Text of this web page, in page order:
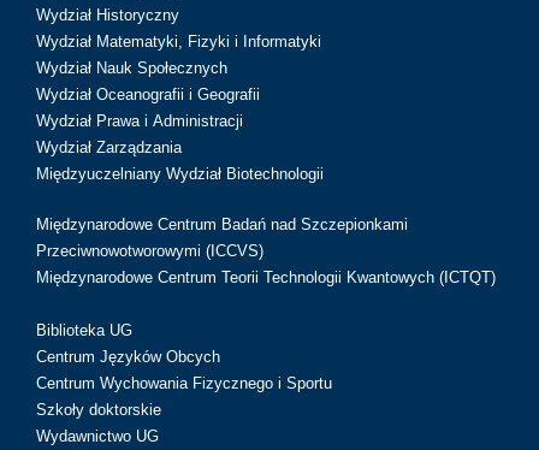
Wydział Historyczny
Wydział Matematyki, Fizyki i Informatyki
Wydział Nauk Społecznych
Wydział Oceanografii i Geografii
Wydział Prawa i Administracji
Wydział Zarządzania
Międzyuczelniany Wydział Biotechnologii
Międzynarodowe Centrum Badań nad Szczepionkami
Przeciwnowotworowymi (ICCVS)
Międzynarodowe Centrum Teorii Technologii Kwantowych (ICTQT)
Biblioteka UG
Centrum Języków Obcych
Centrum Wychowania Fizycznego i Sportu
Szkoły doktorskie
Wydawnictwo UG